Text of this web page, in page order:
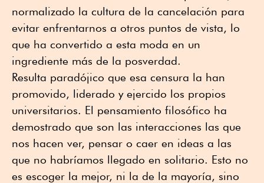
normalizado la cultura de la cancelación para
evitar enfrentarnos a otros puntos de vista, lo
que ha convertido a esta moda en un
ingrediente más de la posverdad.
Resulta paradójico que esa censura la han
promovido, liderado y ejercido los propios
universitarios. El pensamiento filosófico ha
demostrado que son las interacciones las que
nos hacen ver, pensar o caer en ideas a las
que no habríamos llegado en solitario. Esto no
es escoger la mejor, ni la de la mayoría, sino